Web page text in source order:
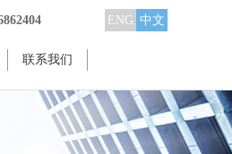
ENG 中文
联系我们